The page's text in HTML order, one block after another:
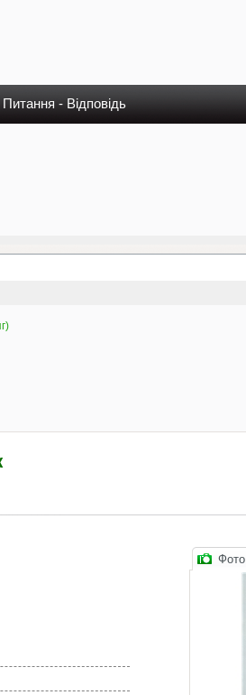
Питання - Відповідь
Фото